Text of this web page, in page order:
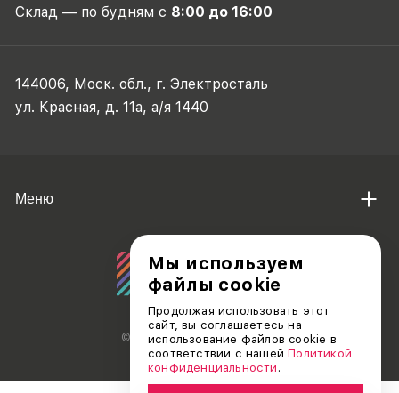
Склад — по будням с 8:00 до 16:00
144006, Моск. обл., г. Электросталь
ул. Красная, д. 11а, а/я 1440
© АО «ДЕБЮТ», 2011 — 2026
Меню
Мы используем
файлы cookie
Продолжая использовать этот
сайт, вы соглашаетесь на
использование файлов cookie в
соответствии с нашейПолитикой
конфиденциальности .